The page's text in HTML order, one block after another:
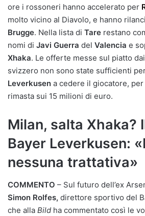
ore i rossoneri hanno accelerato per
molto vicino al Diavolo, e hanno
Brugge. Nella lista di Tare restano
nomi di Javi Guerra del Valencia e
Xhaka. Le offerte messe sul piatto
svizzero non sono state sufficienti
Leverkusen a cedere il giocatore,
rimasta sui 15 milioni di euro.
Milan, salta Xhaka?
Bayer Leverkusen:
nessuna trattativa»
COMMENTO – Sul futuro dell’ex
Simon Rolfes, direttore sportivo del
che alla Bild ha commentato così le